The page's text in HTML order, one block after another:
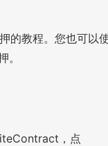
的教程。您也可以
，点